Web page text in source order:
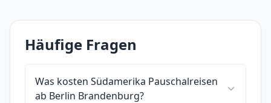
Häufige Fragen
Was kosten Südamerika Pauschalreisen
ab Berlin Brandenburg?